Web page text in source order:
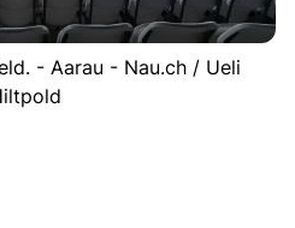
- Aarau - Nau.ch / Ueli